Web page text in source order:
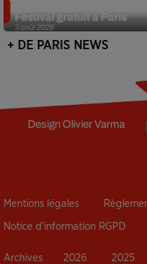
3 août 2026
Festival gratuit à Paris
+ DE PARIS NEWS
DesignOlivier Varma
Mentions légales
Notice d’information RGPD
Archives 2026 2025